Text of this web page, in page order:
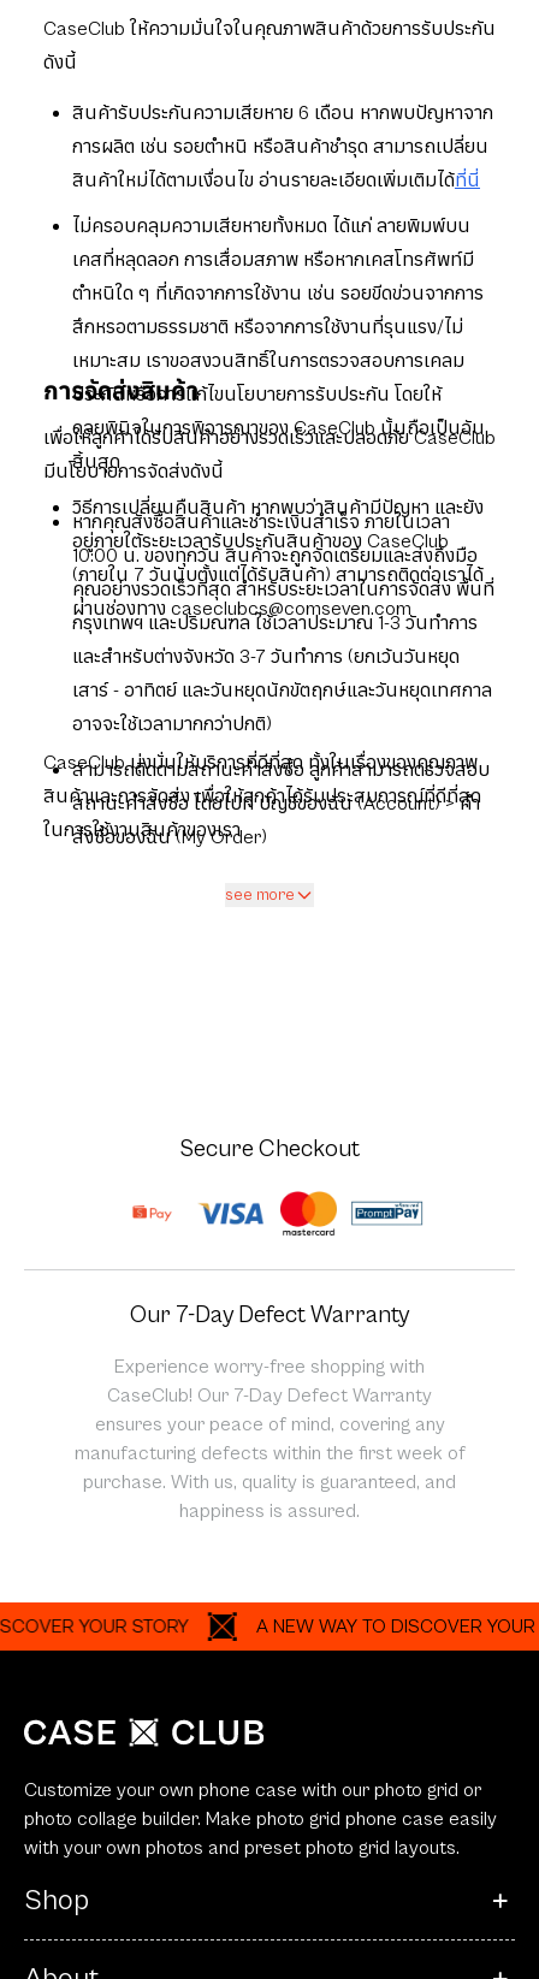
CaseClub ให้ความมั่นใจในคุณภาพสินค้าด้วยการรับประกัน
ดังนี้
สินค้ารับประกันความเสียหาย 6 เดือน หากพบปัญหาจาก
การผลิต เช่น รอยตำหนิ หรือสินค้าชำรุด สามารถเปลี่ยน
สินค้าใหม่ได้ตามเงื่อนไข อ่านรายละเอียดเพิ่มเติมได้ที่นี่
ไม่ครอบคลุมความเสียหายทั้งหมด ได้แก่ ลายพิมพ์บน
เคสที่หลุดลอก การเสื่อมสภาพ หรือหากเคสโทรศัพท์มี
ตำหนิใด ๆ ที่เกิดจากการใช้งาน เช่น รอยขีดข่วนจากการ
สึกหรอตามธรรมชาติ หรือจากการใช้งานที่รุนแรง/ไม่
เหมาะสม เราขอสงวนสิทธิ์ในการตรวจสอบการเคลม
ประกันหรือการแก้ไขนโยบายการรับประกัน โดยให้
ดุลยพินิจในการพิจารณาของ CaseClub นั้นถือเป็นอัน
สิ้นสุด
วิธีการเปลี่ยนคืนสินค้า หากพบว่าสินค้ามีปัญหา และยัง
อยู่ภายใต้ระยะเวลารับประกันสินค้าของ CaseClub
(ภายใน 7 วันนับตั้งแต่ได้รับสินค้า) สามารถติดต่อเราได้
ผ่านช่องทาง caseclubcs@comseven.com
การจัดส่งสินค้า
เพื่อให้ลูกค้าได้รับสินค้าอย่างรวดเร็วและปลอดภัย CaseClub
มีนโยบายการจัดส่งดังนี้
หากคุณสั่งซื้อสินค้าและชำระเงินสำเร็จ ภายในเวลา
10:00 น. ของทุกวัน สินค้าจะถูกจัดเตรียมและส่งถึงมือ
คุณอย่างรวดเร็วที่สุด สำหรับระยะเวลาในการจัดส่ง พื้นที่
กรุงเทพฯ และปริมณฑล ใช้เวลาประมาณ 1-3 วันทำการ
และสำหรับต่างจังหวัด 3-7 วันทำการ (ยกเว้นวันหยุด
เสาร์ - อาทิตย์ และวันหยุดนักขัตฤกษ์และวันหยุดเทศกาล
อาจจะใช้เวลามากกว่าปกติ)
สามารถติดตามสถานะคำสั่งซื้อ ลูกค้าสามารถตรวจสอบ
สถานะคำสั่งซื้อ โดยไปที่ บัญชีของฉัน (Account) > คำ
สั่งซื้อของฉัน (My Order)
CaseClub มุ่งมั่นให้บริการที่ดีที่สุด ทั้งในเรื่องของคุณภาพ
สินค้าและการจัดส่ง เพื่อให้ลูกค้าได้รับประสบการณ์ที่ดีที่สุด
ในการใช้งานสินค้าของเรา
see more
Secure Checkout
Our 7-Day Defect Warranty
Experience worry-free shopping with
CaseClub! Our 7-Day Defect Warranty
ensures your peace of mind, covering any
manufacturing defects within the first week of
purchase. With us, quality is guaranteed, and
happiness is assured.
YOUR STORY A NEW WAY TO DISCOVER YOUR STORY
Customize your own phone case with our photo grid or
photo collage builder. Make photo grid phone case easily
with your own photos and preset photo grid layouts.
Shop